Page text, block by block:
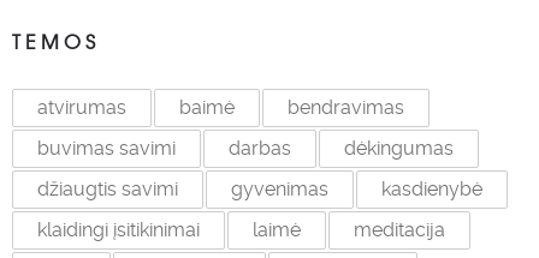
TEMOS
atvirumas baimė
bendravimas
buvimas savimi
darbas
dėkingumas
džiaugtis savimi
gyvenimas
kasdienybė
klaidingi įsitikinimai
laimė
meditacija